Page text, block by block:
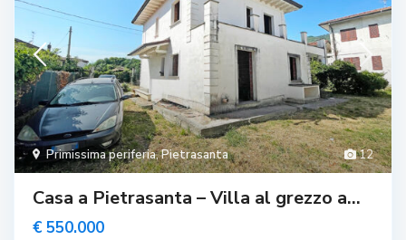
12
Primissima periferia,Pietrasanta
Casa a Pietrasanta – Villa al grezzo a...
€ 550.000